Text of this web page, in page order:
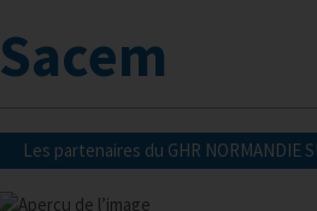
Sacem
Les partenaires du GHR NORMANDIE